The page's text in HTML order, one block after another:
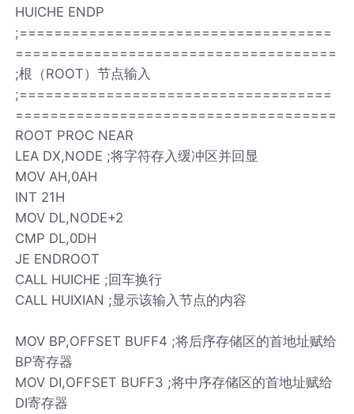
HUICHE ENDP
;====================================
=====================================
;根（ROOT）节点输入
;====================================
=====================================
ROOT PROC NEAR
LEA DX,NODE ;将字符存入缓冲区并回显
MOV AH,0AH
INT 21H
MOV DL,NODE+2
CMP DL,0DH
JE ENDROOT
CALL HUICHE ;回车换行
CALL HUIXIAN ;显示该输入节点的内容
MOV BP,OFFSET BUFF4 ;将后序存储区的首地址赋给
BP寄存器
MOV DI,OFFSET BUFF3 ;将中序存储区的首地址赋给
DI寄存器